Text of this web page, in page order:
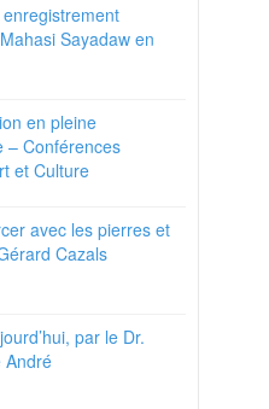
enregistrement
Sayadaw en
en pleine
– Conférences
et Culture
avec les pierres et
Cazals
par le Dr.
André